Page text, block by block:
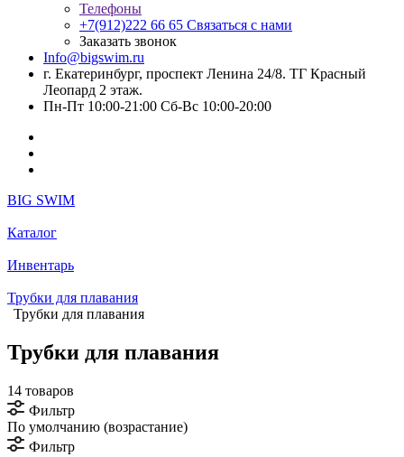
Телефоны
+7(912)222 66 65 Связаться с нами
Заказать звонок
Info@bigswim.ru
г. Екатеринбург, проспект Ленина 24/8. ТГ Красный
Леопард 2 этаж.
Пн-Пт 10:00-21:00 Сб-Вс 10:00-20:00
BIG SWIM
Каталог
Инвентарь
Трубки для плавания
Трубки для плавания
Трубки для плавания
14 товаров
Фильтр
По умолчанию (возрастание)
Фильтр